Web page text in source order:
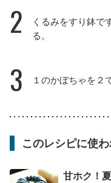
2
くるみをすり鉢で
る。
3 １のかぼちゃを２
このレシピに使
甘ホク！